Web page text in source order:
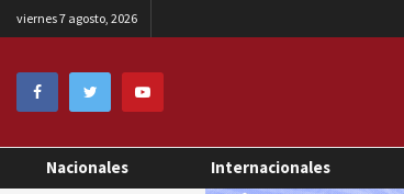
viernes 7 agosto, 2026
Nacionales Internacionales